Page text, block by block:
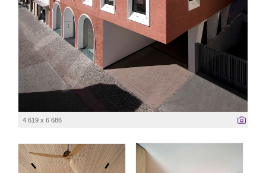
4 619 x 6 686